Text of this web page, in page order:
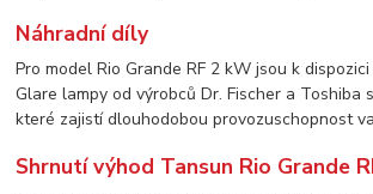
Náhradní díly
Pro model Rio Grande RF 2 kW jsou k
Glare lampy od výrobců Dr. Fischer a Toshiba
které zajistí dlouhodobou provozuschopnost
Shrnutí výhod Tansun Rio Grande